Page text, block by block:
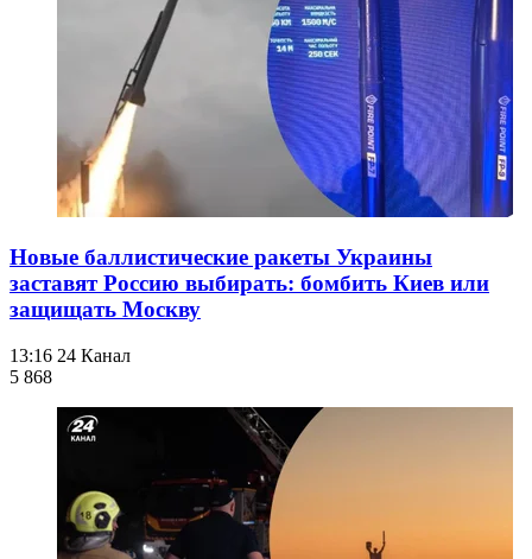
Новые баллистические ракеты Украины
заставят Россию выбирать: бомбить Киев или
защищать Москву
13:16 24 Канал
5 868